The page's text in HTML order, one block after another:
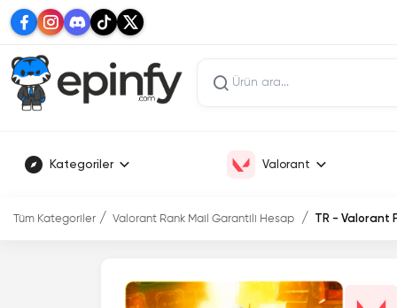
Kategoriler Valorant
Tüm Kategoriler Valorant Rank Mail Garantili Hesap TR - Valorant